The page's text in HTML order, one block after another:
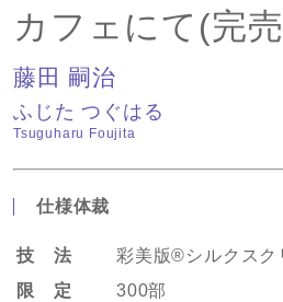
カフェにて(完売
藤田 嗣治
ふじた つぐはる
Tsuguharu Foujita
仕様体裁
技 法
彩美版®シルクスク
限 定
300部